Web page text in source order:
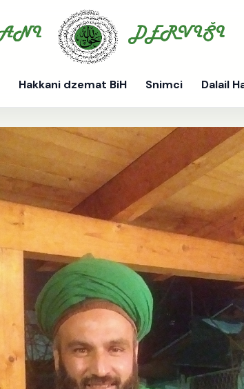
Hakkani dzemat BiH Snimci Dalail